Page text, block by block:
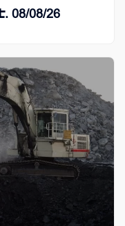
08/08/26